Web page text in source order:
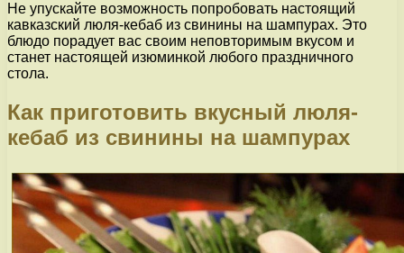
Не упускайте возможность попробовать настоящий
кавказский люля-кебаб из свинины на шампурах. Это
блюдо порадует вас своим неповторимым вкусом и
станет настоящей изюминкой любого праздничного
стола.
Как приготовить вкусный люля-
кебаб из свинины на шампурах